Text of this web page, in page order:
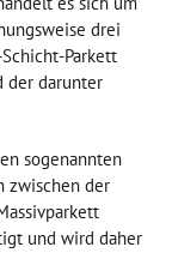
drei
Parkett
der darunter
sogenannten
zwischen der
und wird daher